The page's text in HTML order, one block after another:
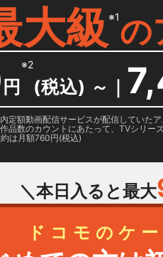
大級 ※1の
円
※2
(税込) ～ ｜
定額動画配信サービスが配信していた
品数のカウントにあたって、TVシリー
は月額760円(税込)
＼本日入ると最大
ドコモのケ